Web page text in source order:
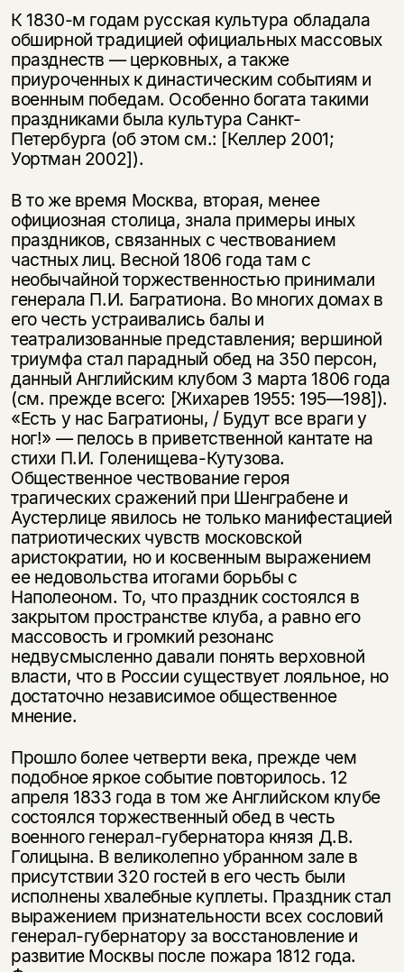
К 1830-м годам русская культура обладала
обширной традицией официальных массовых
празднеств — церковных, а также
приуроченных к династическим событиям и
военным победам. Особенно богата такими
праздниками была культура Санкт-
Петербурга (об этом см.: [Келлер 2001;
Уортман 2002]).
В то же время Москва, вторая, менее
официозная столица, знала примеры иных
праздников, связанных с чествованием
частных лиц. Весной 1806 года там с
необычайной торжественностью принимали
генерала П.И. Багратиона. Во многих домах в
его честь устраивались балы и
театрализованные пред­ставления; вершиной
триумфа стал парадный обед на 350 персон,
данный Англий­ским клубом 3 марта 1806 года
(см. прежде всего: [Жихарев 1955: 195—198]).
«Есть у нас Багратионы, / Будут все враги у
ног!» — пелось в при­ветственной кантате на
стихи П.И. Голенищева-Кутузова.
Общественное чествование героя
трагических сражений при Шенграбене и
Аустерлице явилось не только манифестацией
патриотических чувств московской
аристократии, но и косвенным выражением
ее недовольства итогами борьбы с
Наполеоном. То, что праздник состоялся в
закрытом пространстве клуба, а равно его
мас­совость и громкий резонанс
недвусмысленно давали понять верховной
влас­ти, что в России существует лояльное, но
достаточно независимое общественное
мнение.
Прошло более четверти века, прежде чем
подобное яркое событие повторилось. 12
апреля 1833 года в том же Английском клубе
состоялся торжественный обед в честь
военного генерал-губернатора князя Д.В.
Голицына. В великолепно убранном зале в
присутствии 320 гостей в его честь были
исполнены хвалебные куплеты. Праздник стал
выражением признательности всех сословий
генерал-губернатору за восстановление и
развитие Москвы после пожара 1812 года.